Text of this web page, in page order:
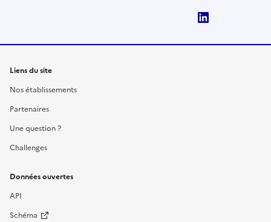
Liens du site
Nos établissements
Partenaires
Une question ?
Challenges
Données ouvertes
API
Schéma